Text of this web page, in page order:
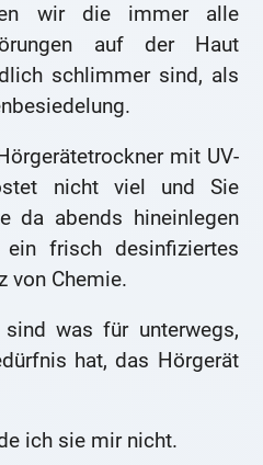
wir die immer alle
auf der Haut
schlimmer sind, als
mit UV-
nicht viel und Sie
da abends hineinlegen
frisch desinfiziertes
von Chemie.
sind was für unterwegs,
hat, das Hörgerät
ich sie mir nicht.